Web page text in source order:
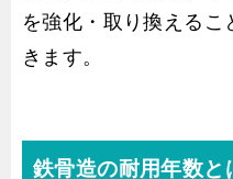
を強化・取り換える
きます。
鉄骨造の耐用年数と